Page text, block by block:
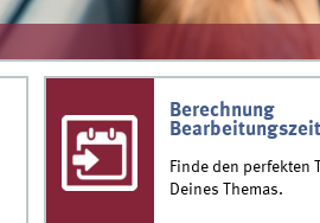
Berechnung
Finde den perfekten
Deines Themas.